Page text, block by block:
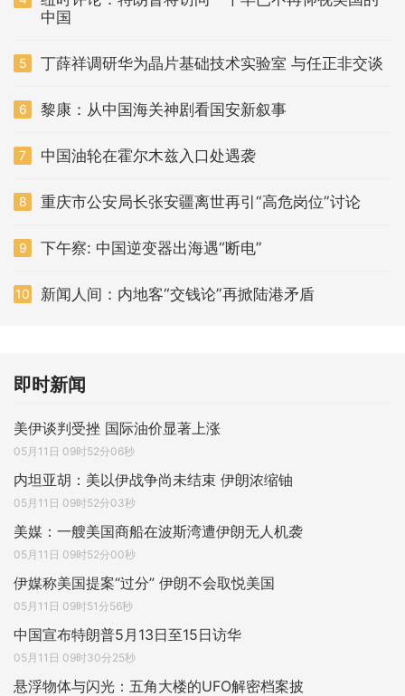
中国
5 丁薛祥调研华为晶片基础技术实验室 与任正非交谈
6 黎康：从中国海关神剧看国安新叙事
7 中国油轮在霍尔木兹入口处遇袭
8 重庆市公安局长张安疆离世再引“高危岗位”讨论
9 下午察: 中国逆变器出海遇“断电”
10 新闻人间：内地客“交钱论”再掀陆港矛盾
即时新闻
美伊谈判受挫 国际油价显著上涨
05月11日 09时52分06秒
内坦亚胡：美以伊战争尚未结束 伊朗浓缩铀
05月11日 09时52分03秒
美媒：一艘美国商船在波斯湾遭伊朗无人机袭
05月11日 09时52分00秒
伊媒称美国提案“过分” 伊朗不会取悦美国
05月11日 09时51分56秒
中国宣布特朗普5月13日至15日访华
05月11日 09时30分25秒
悬浮物体与闪光：五角大楼的UFO解密档案披